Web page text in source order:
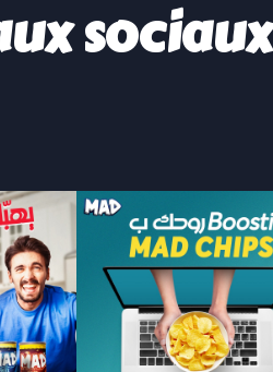
sociaux